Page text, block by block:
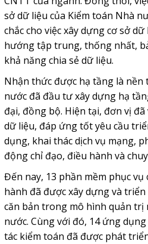
sở dữ liệu của Kiểm toán Nhà
chắc cho việc xây dựng cơ sở
hướng tập trung, thống nhất,
khả năng chia sẻ dữ liệu.
Nhận thức được hạ tầng là nền
nước đã đầu tư xây dựng hạ
đại, đồng bộ. Hiện tại, đơn vị
dữ liệu, đáp ứng tốt yêu cầu
dụng, khai thác dịch vụ mạng,
động chỉ đạo, điều hành và
Đến nay, 13 phần mềm phục vụ
hành đã được xây dựng và
căn bản trong mô hình quản trị
nước. Cùng với đó, 14 ứng
tác kiểm toán đã được phát